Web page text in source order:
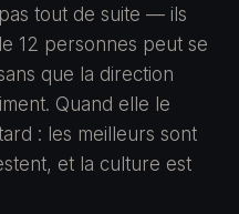
tout de suite — ils
12 personnes peut se
que la direction
Quand elle le
: les meilleurs sont
et la culture est